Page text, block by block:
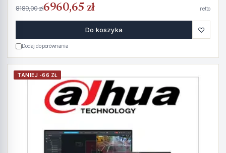
8189,00 zł6960,65 zł netto
Do koszyka ♡
Dodaj do porównania
TANIEJ -66 ZŁ